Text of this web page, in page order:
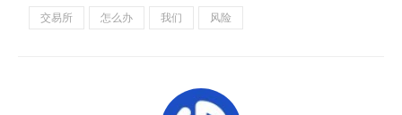
交易所 怎么办 我们 风险